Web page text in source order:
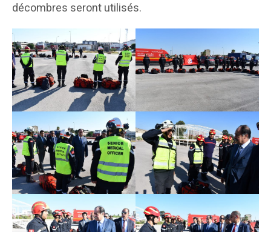
décombres seront utilisés.